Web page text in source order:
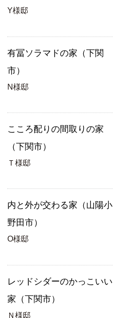
Y様邸
有冨ソラマドの家（下関
市）
N様邸
こころ配りの間取りの家
（下関市）
Ｔ様邸
内と外が交わる家（山陽小
野田市）
O様邸
レッドシダーのかっこいい
家（下関市）
Ｎ様邸